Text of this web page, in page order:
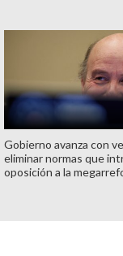
Gobierno avanza con
eliminar normas que
oposición a la